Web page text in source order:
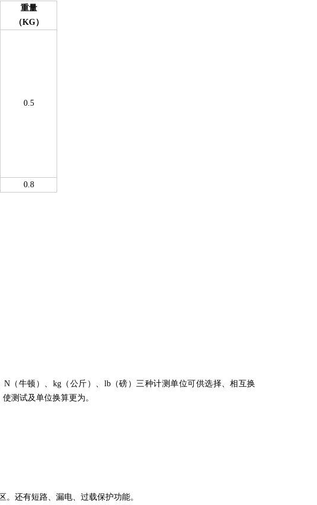
重量
（KG）
0.5
0.8
牛顿）、kg（公斤）、lb（磅）三种计测单位可供选择、相互换
测试及单位换算更为。
还有短路、漏电、过载保护功能。